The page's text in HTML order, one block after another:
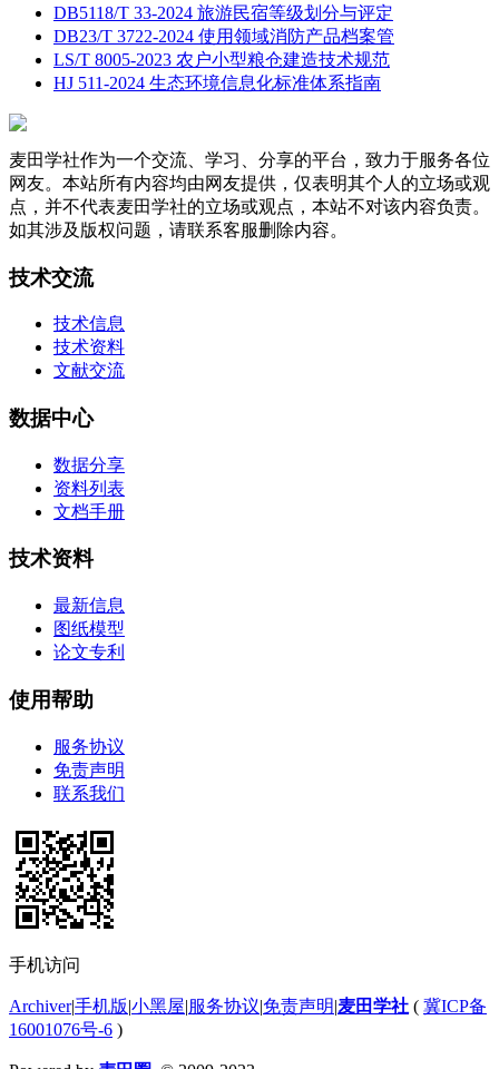
DB5118/T 33-2024 旅游民宿等级划分与评定
DB23/T 3722-2024 使用领域消防产品档案管
LS/T 8005-2023 农户小型粮仓建造技术规范
HJ 511-2024 生态环境信息化标准体系指南
麦田学社作为一个交流、学习、分享的平台，致力于服务各位
网友。本站所有内容均由网友提供，仅表明其个人的立场或观
点，并不代表麦田学社的立场或观点，本站不对该内容负责。
如其涉及版权问题，请联系客服删除内容。
技术交流
技术信息
技术资料
文献交流
数据中心
数据分享
资料列表
文档手册
技术资料
最新信息
图纸模型
论文专利
使用帮助
服务协议
免责声明
联系我们
手机访问
Archiver|手机版|小黑屋|服务协议|免责声明|麦田学社 ( 冀ICP备
16001076号-6 )